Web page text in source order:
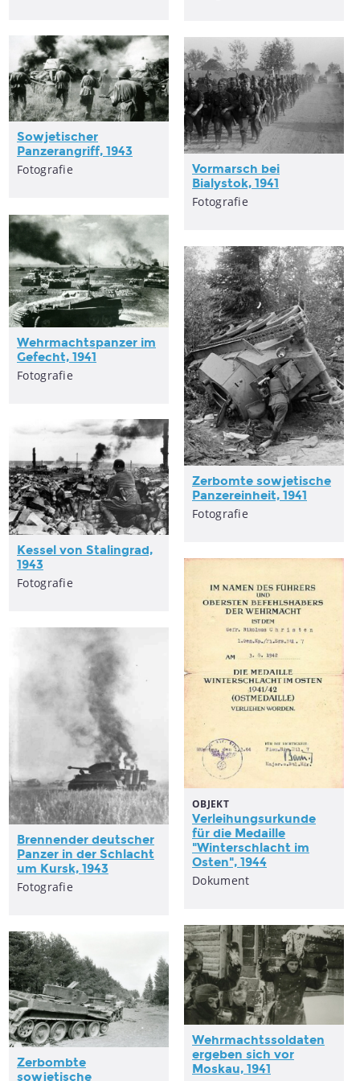
Sowjetischer
Panzerangriff, 1943
Fotografie
Vormarsch bei
Bialystok, 1941
Fotografie
Wehrmachtspanzer im
Gefecht, 1941
Fotografie
Zerbomte sowjetische
Panzereinheit, 1941
Fotografie
Kessel von Stalingrad,
1943
Fotografie
OBJEKT
Verleihungsurkunde
für die Medaille
"Winterschlacht im
Osten", 1944
Dokument
Brennender deutscher
Panzer in der Schlacht
um Kursk, 1943
Fotografie
Wehrmachtssoldaten
ergeben sich vor
Moskau, 1941
Zerbombte
sowjetische